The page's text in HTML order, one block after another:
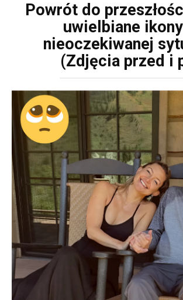
Powrót do
uwielbiane
nieoczekiwanej
(Zdjęcia przed i